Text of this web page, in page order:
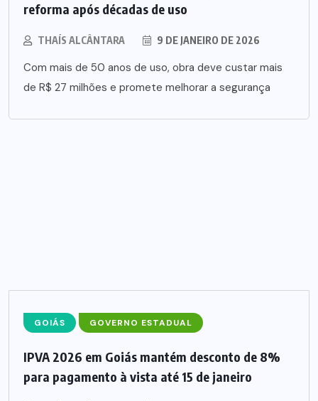
reforma após décadas de uso
THAÍS ALCÂNTARA 9 DE JANEIRO DE 2026
Com mais de 50 anos de uso, obra deve custar mais
de R$ 27 milhões e promete melhorar a segurança
GOIÁS GOVERNO ESTADUAL
IPVA 2026 em Goiás mantém desconto de 8%
para pagamento à vista até 15 de janeiro